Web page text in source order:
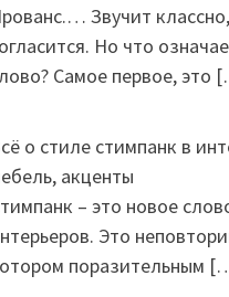
Звучит
Но что
Самое первое, это
о стиле стимпанк в
акценты
– это новое
Это
поразительным